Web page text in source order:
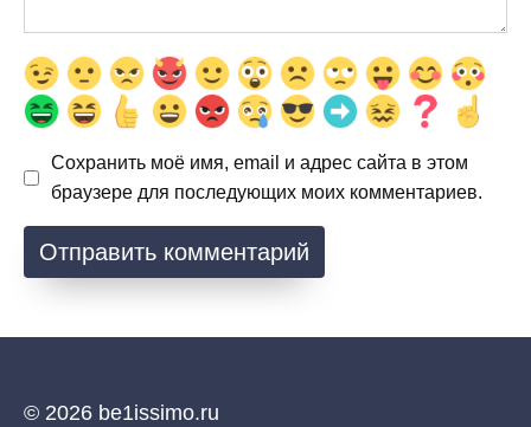
Сохранить моё имя, email и адрес сайта в этом
браузере для последующих моих комментариев.
© 2026 be1issimo.ru